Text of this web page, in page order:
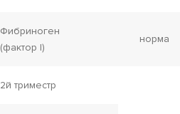
Фибриноген
(фактор I)
норма
2й триместр